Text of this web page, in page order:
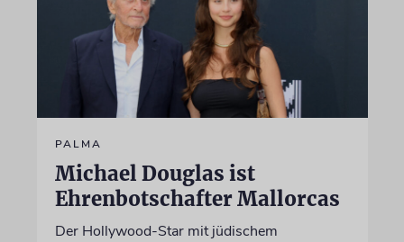
PALMA
Michael Douglas ist
Ehrenbotschafter Mallorcas
Der Hollywood-Star mit jüdischem